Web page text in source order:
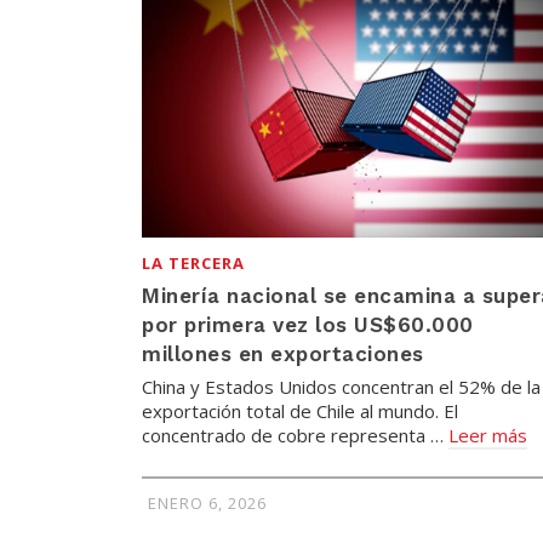
LA TERCERA
Minería nacional se encamina a
por primera vez los US$60.000
millones en exportaciones
China y Estados Unidos concentran el 52% de la
exportación total de Chile al mundo. El
concentrado de cobre representa … Leer más
ENERO 6, 2026